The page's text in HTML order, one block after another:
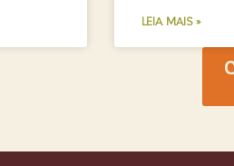
LEIA MAIS »